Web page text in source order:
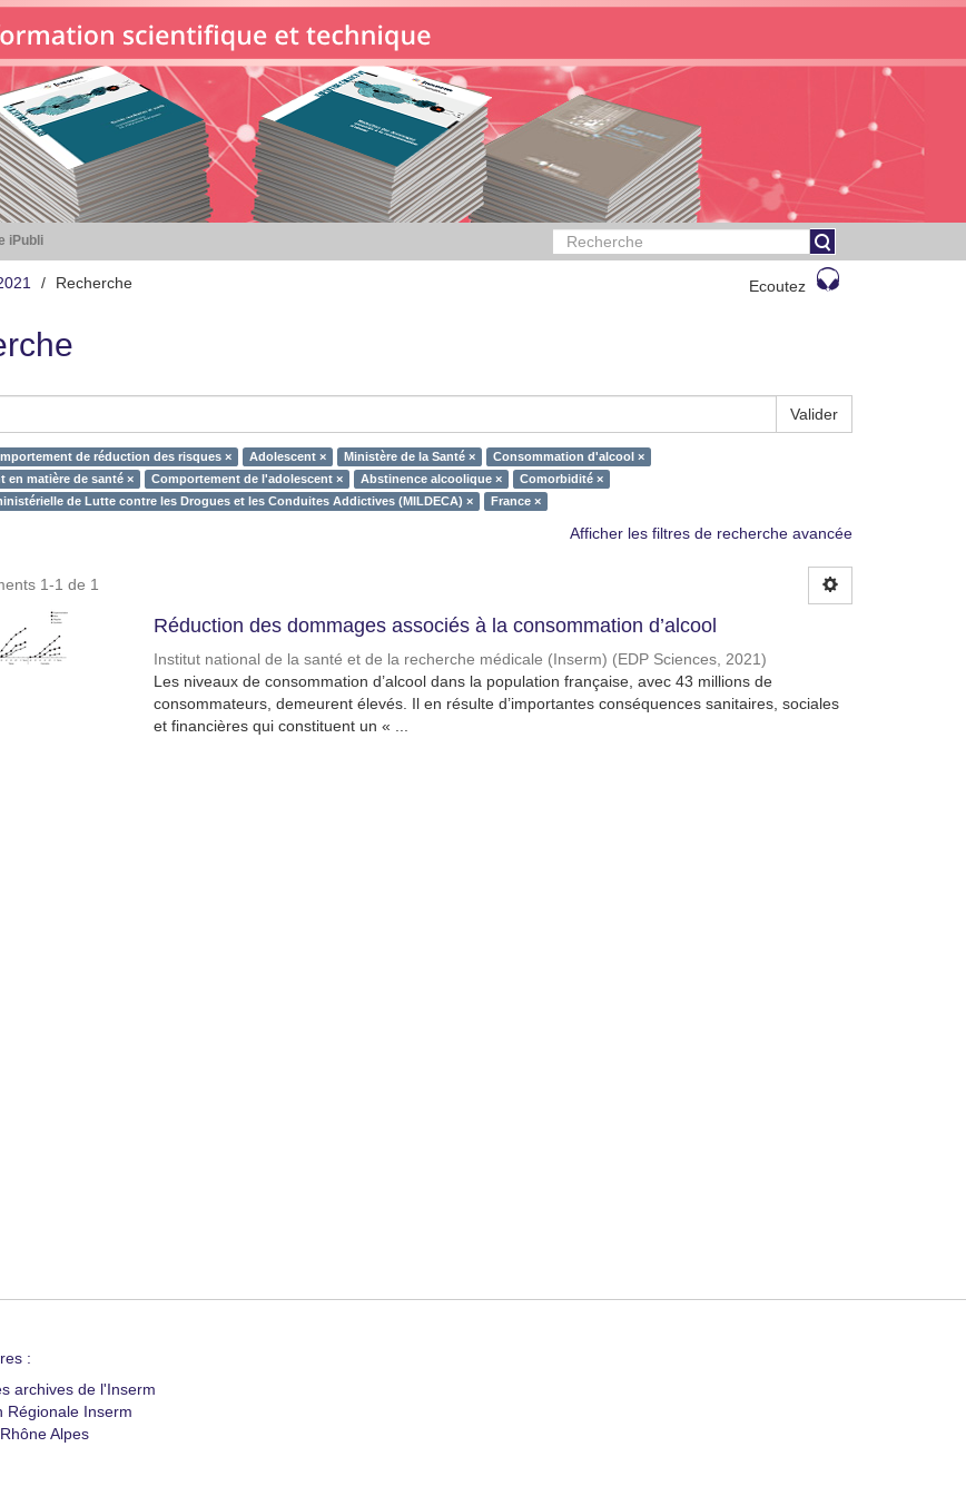
iPubli
Recherche Ecoutez
Valider
de réduction des risques × Adolescent × Ministère de la Santé ×
Consommation d'alcool ×
en matière de santé ×
Comportement de l'adolescent × Abstinence alcoolique ×
Comorbidité ×
de Lutte contre les Drogues et les Conduites Addictives (MILDECA) ×
France ×
Afficher les filtres de recherche avancée
1-1 de 1
Réduction des dommages associés à la consommation d’alcool
Institut national de la santé et de la recherche médicale (Inserm) (EDP Sciences, 2021)
Les niveaux de consommation d’alcool dans la population française, avec 43 millions de
consommateurs, demeurent élevés. Il en résulte d’importantes conséquences sanitaires, sociales
et financières qui constituent un « ...
:
archives de l'Inserm
Régionale Inserm
Alpes